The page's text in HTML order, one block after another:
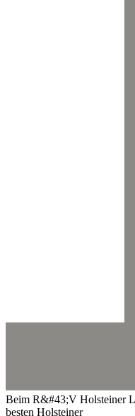
Beim R&#43;V Holsteiner
besten Holsteiner